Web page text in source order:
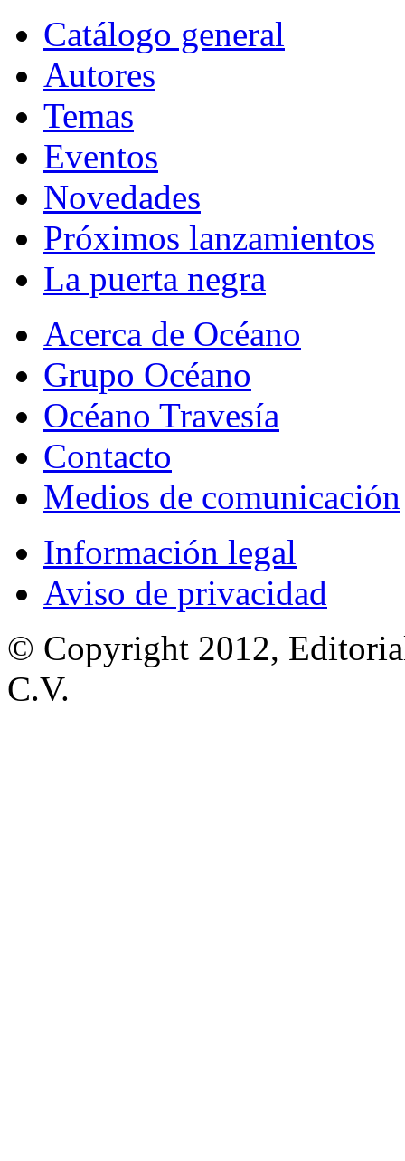
Catálogo general
Autores
Temas
Eventos
Novedades
Próximos lanzamientos
La puerta negra
Acerca de Océano
Grupo Océano
Océano Travesía
Contacto
Medios de comunicación
Información legal
Aviso de privacidad
© Copyright 2012,
C.V.